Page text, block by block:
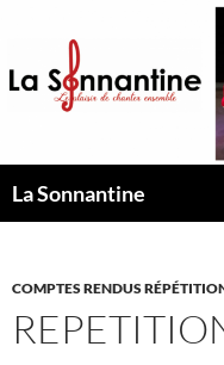
contenu
La Sonnantine
COMPTES RENDUS